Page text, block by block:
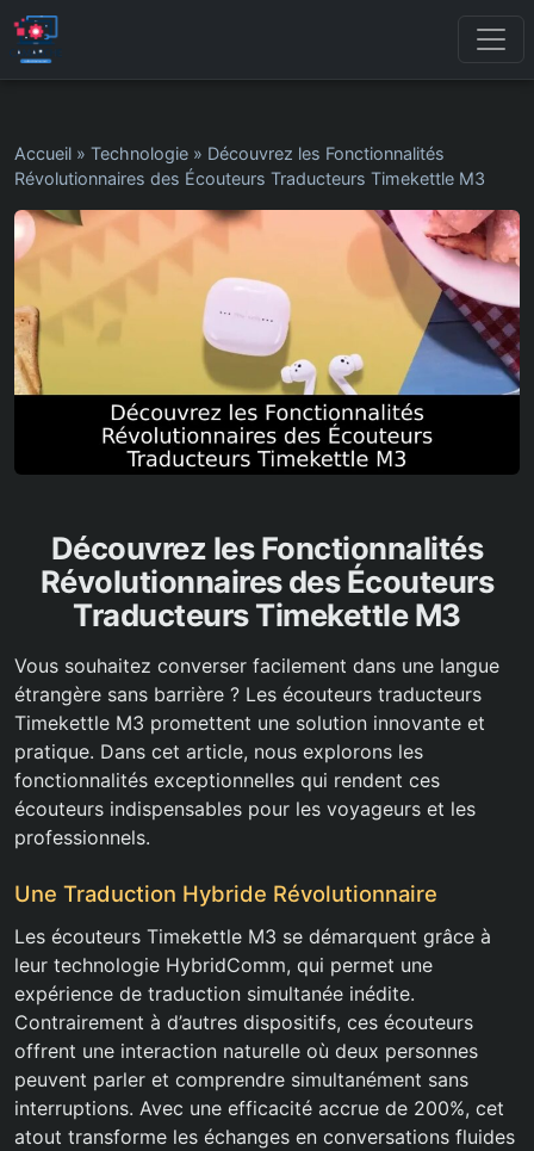
Accueil » Technologie » Découvrez les Fonctionnalités
Révolutionnaires des Écouteurs Traducteurs Timekettle M3
Découvrez les Fonctionnalités
Révolutionnaires des Écouteurs
Traducteurs Timekettle M3
Vous souhaitez converser facilement dans une langue
étrangère sans barrière ? Les écouteurs traducteurs
Timekettle M3 promettent une solution innovante et
pratique. Dans cet article, nous explorons les
fonctionnalités exceptionnelles qui rendent ces
écouteurs indispensables pour les voyageurs et les
professionnels.
Une Traduction Hybride Révolutionnaire
Les écouteurs Timekettle M3 se démarquent grâce à
leur technologie HybridComm, qui permet une
expérience de traduction simultanée inédite.
Contrairement à d’autres dispositifs, ces écouteurs
offrent une interaction naturelle où deux personnes
peuvent parler et comprendre simultanément sans
interruptions. Avec une efficacité accrue de 200%, cet
atout transforme les échanges en conversations fluides